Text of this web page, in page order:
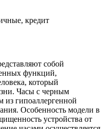
кредит
собой
функций,
который
Часы с черным
из гипоаллергенной
Особенность модели в
устройства от